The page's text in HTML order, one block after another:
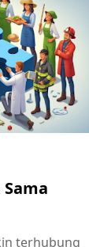
terhubung